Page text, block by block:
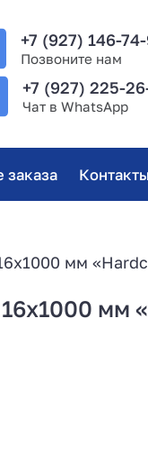
+7 (927) 146-
Позвоните нам
+7 (927) 225-
Чат в WhatsApp
Контакты
мм
мм